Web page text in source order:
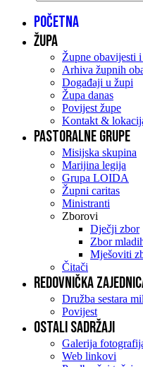
Početna
Župa
Župne obavijesti
Arhiva župnih
Događaji u župi
Župa danas
Povijest župe
Kontakt &
Pastoralne grupe
Misijska skupina
Marijina legija
Grupa LOIDA
Župni caritas
Ministranti
Zborovi
Dječji zbor
Zbor
Mješoviti
Čitači
Redovnička
Družba sestara
Povijest
Ostali sadržaji
Galerija
Web linkovi